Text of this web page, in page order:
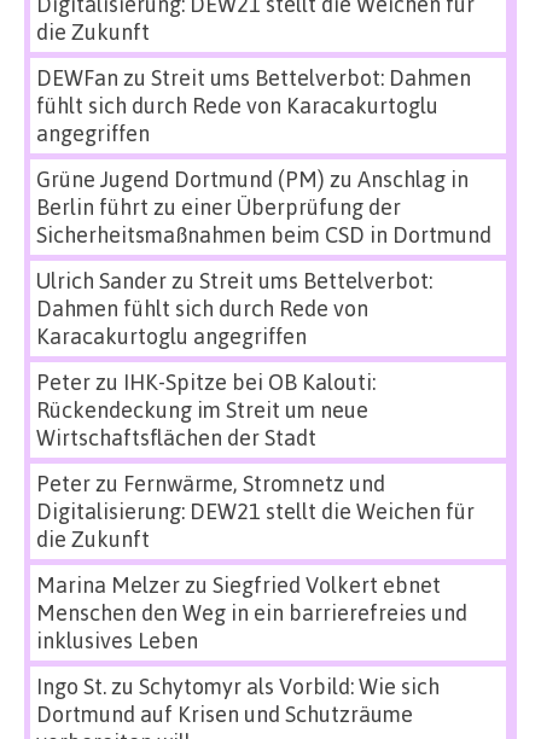
die Zukunft
DEWFan zu Streit ums Bettelverbot: Dahmen
fühlt sich durch Rede von Karacakurtoglu
angegriffen
Grüne Jugend Dortmund (PM) zu Anschlag in
Berlin führt zu einer Überprüfung der
Sicherheitsmaßnahmen beim CSD in Dortmund
Ulrich Sanderzu Streit ums Bettelverbot:
Dahmen fühlt sich durch Rede von
Karacakurtoglu angegriffen
Peterzu IHK-Spitze bei OB Kalouti:
Rückendeckung im Streit um neue
Wirtschaftsflächen der Stadt
Peterzu Fernwärme, Stromnetz und
Digitalisierung: DEW21 stellt die Weichen für
die Zukunft
Marina Melzerzu Siegfried Volkert ebnet
Menschen den Weg in ein barrierefreies und
inklusives Leben
Ingo St.zu Schytomyr als Vorbild: Wie sich
Dortmund auf Krisen und Schutzräume